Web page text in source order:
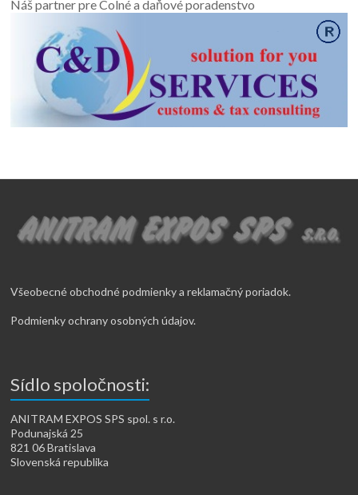
Náš partner pre Colné a daňové poradenstvo
Všeobecné obchodné podmienky a reklamačný poriadok.
Podmienky ochrany osobných údajov.
Sídlo spoločnosti:
ANITRAM EXPOS SPS spol. s r.o.
Podunajská 25
821 06 Bratislava
Slovenská republika